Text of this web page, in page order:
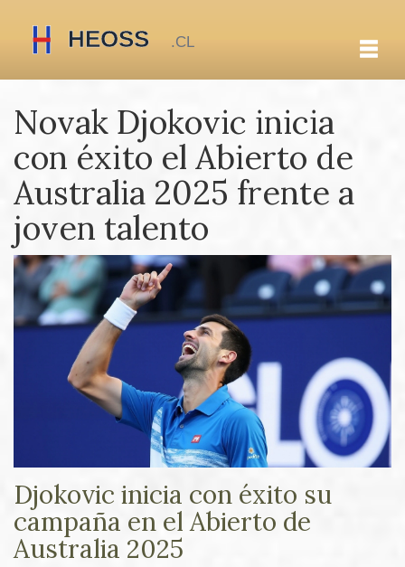
Novak Djokovic inicia
con éxito el Abierto de
Australia 2025 frente a
joven talento
Djokovic inicia con éxito su
campaña en el Abierto de
Australia 2025